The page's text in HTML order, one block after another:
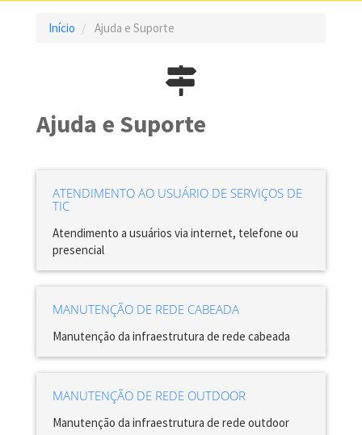
Início Ajuda e Suporte
Ajuda e Suporte
ATENDIMENTO AO USUÁRIO DE SERVIÇOS DE
TIC
Atendimento a usuários via internet, telefone ou
presencial
MANUTENÇÃO DE REDE CABEADA
Manutenção da infraestrutura de rede cabeada
MANUTENÇÃO DE REDE OUTDOOR
Manutenção da infraestrutura de rede outdoor